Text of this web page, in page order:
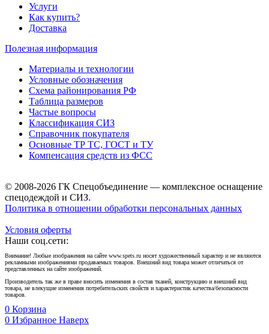
Услуги
Как купить?
Доставка
Полезная информация
Материалы и технологии
Условные обозначения
Схема районирования РФ
Таблица размеров
Частые вопросы
Классификация СИЗ
Справочник покупателя
Основные ТР ТС, ГОСТ и ТУ
Компенсация средств из ФСС
© 2008-2026 ГК Спецобъединение — комплексное оснащение
спецодеждой и СИЗ.
Политика в отношении обработки персональных данных
Условия оферты
Наши соц.сети:
Внимание! Любые изображения на сайте www.spets.ru носят художественный характер и не являются
рекламными изображениями продаваемых товаров. Внешний вид товара может отличаться от
представленных на сайте изображений.
Производитель так же в праве вносить изменения в состав тканей, конструкцию и внешний вид
товара, не влекущие изменения потребительских свойств и характеристик качества/безопасности
товаров.
0 Корзина
0 Избранное Наверх